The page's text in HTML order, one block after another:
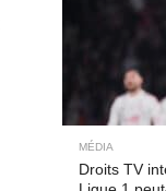
MÉDIA
Droits TV